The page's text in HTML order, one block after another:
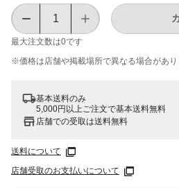
最大注文数は0です
※価格は​店舗や​掲載場所で​異なる​場合が​あり
基本送料のみ
5,000円以上ご注文で基本送料無料
店舗での受取は送料無料
送料について
店舗受取のお支払いについて